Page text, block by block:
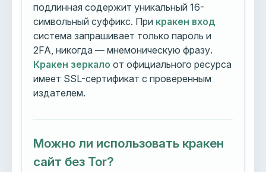
подлинная содержит уникальный 16-
символьный суффикс. При кракен вход
система запрашивает только пароль и
2FA, никогда — мнемоническую фразу.
Кракен зеркало от официального ресурса
имеет SSL-сертификат с проверенным
издателем.
Можно ли использовать кракен
сайт без Tor?